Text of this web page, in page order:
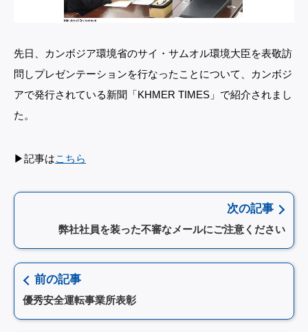
先日、カンボジア環境省のサイ・サムオル環境大臣を表敬訪
問しプレゼンテーションを行なったことについて、カンボジ
アで発行されている新聞「KHMER TIMES」で紹介されまし
た。
▶︎記事はこちら
次の記事
弊社社員を装った不審なメールにご注意ください
前の記事
優秀安全運転事業所表彰